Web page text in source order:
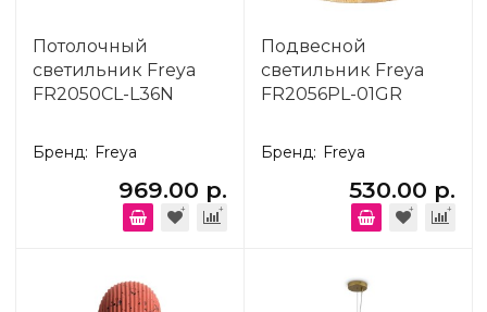
Потолочный
светильник Freya
FR2050CL-L36N
Бренд: Freya
969.00 р.
Подвесной
светильник Freya
FR2056PL-01GR
Бренд: Freya
530.00 р.